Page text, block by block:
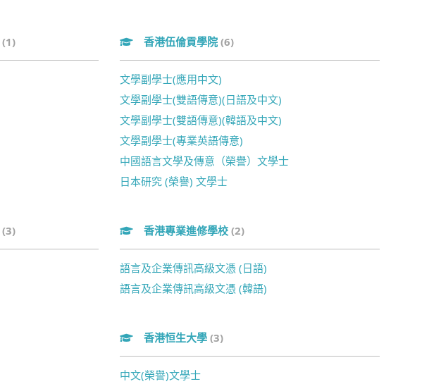
(1) 香港伍倫貢學院(6)
文學副學士(應用中文)
文學副學士(雙語傳意)(日語及中文)
文學副學士(雙語傳意)(韓語及中文)
文學副學士(專業英語傳意)
中國語言文學及傳意（榮譽）文學士
日本研究 (榮譽) 文學士
(3) 香港專業進修學校(2)
語言及企業傳訊高級文憑 (日語)
語言及企業傳訊高級文憑 (韓語)
香港恒生大學(3)
中文(榮譽)文學士